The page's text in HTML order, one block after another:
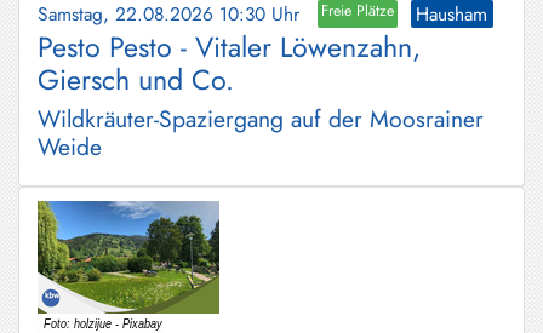
Samstag, 22.08.2026 10:30 Uhr Freie Plätze Hausham
Pesto Pesto - Vitaler Löwenzahn,
Giersch und Co.
Wildkräuter-Spaziergang auf der Moosrainer
Weide